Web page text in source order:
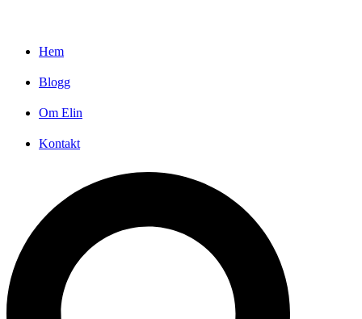
Hem
Blogg
Om Elin
Kontakt